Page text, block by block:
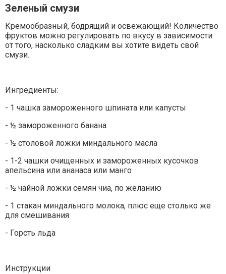
Зеленый смузи
Кремообразный, бодрящий и освежающий! Количество
фруктов можно регулировать по вкусу в зависимости
от того, насколько сладким вы хотите видеть свой
смузи.
Ингредиенты:
- 1 чашка замороженного шпината или капусты
- ½ замороженного банана
- ½ столовой ложки миндального масла
- 1-2 чашки очищенных и замороженных кусочков
апельсина или ананаса или манго
- ½ чайной ложки семян чиа, по желанию
- 1 стакан миндального молока, плюс еще столько же
для смешивания
- Горсть льда
Инструкции